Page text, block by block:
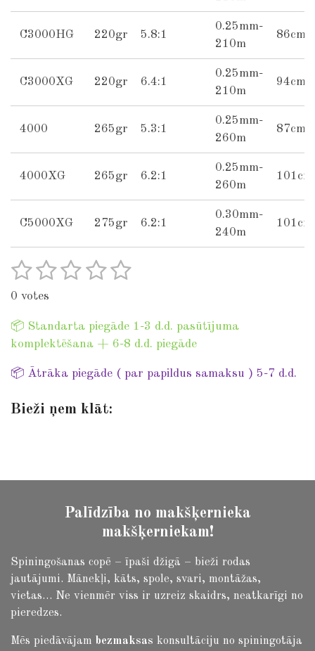
C3000HG 220gr 5.8:1
0.25mm-
210m
86cm
C3000XG 220gr 6.4:1
0.25mm-
210m
94cm
4000 265gr 5.3:1
0.25mm-
260m
87cm
4000XG 265gr 6.2:1
0.25mm-
260m
101cm
C5000XG 275gr 6.2:1
0.30mm-
240m
101cm
R
t
i
n
:
s
s
1
s
t
a
2
s
a
s
3
a
s
4
a
s
5
a
s
S
t
a
0 votes
📦 Standarta piegāde 1-3 d.d. pasūtījuma
komplektēšana + 6-8 d.d. piegāde
📦 Ātrāka piegāde ( par papildus samaksu ) 5-7 d.d.
Bieži ņem klāt:
Palīdzība no makšķernieka
makšķerniekam!
Spiningošanas copē – īpaši džigā – bieži rodas
jautājumi. Mānekļi, kāts, spole, svari, montāžas,
vietas… Ne vienmēr viss ir uzreiz skaidrs, neatkarīgi no
pieredzes.
Mēs piedāvājam bezmaksas konsultāciju no spiningotāja